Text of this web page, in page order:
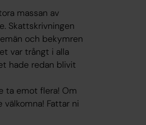
massan av
Skattskrivningen
och bekymren
var trångt i alla
hade redan blivit
ta emot flera! Om
Fattar ni